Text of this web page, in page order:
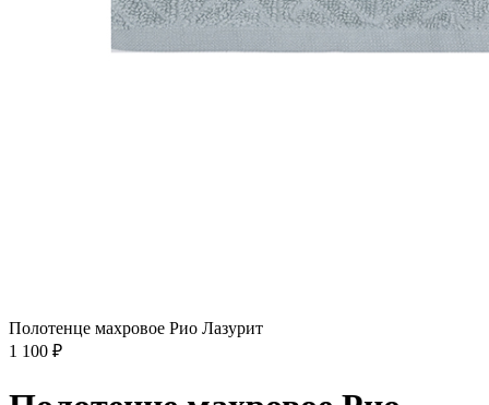
Полотенце махровое Рио Лазурит
1 100 ₽